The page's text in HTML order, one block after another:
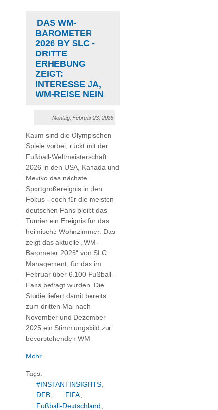
DAS WM-
BAROMETER
2026 BY SLC -
DRITTE
ERHEBUNG
ZEIGT:
INTERESSE JA,
WM-REISE NEIN
Montag, Februar 23, 2026
Kaum sind die Olympischen
Spiele vorbei, rückt mit der
Fußball-Weltmeisterschaft
2026 in den USA, Kanada und
Mexiko das nächste
Sportgroßereignis in den
Fokus - doch für die meisten
deutschen Fans bleibt das
Turnier ein Ereignis für das
heimische Wohnzimmer. Das
zeigt das aktuelle „WM-
Barometer 2026“ von SLC
Management, für das im
Februar über 6.100 Fußball-
Fans befragt wurden. Die
Studie liefert damit bereits
zum dritten Mal nach
November und Dezember
2025 ein Stimmungsbild zur
bevorstehenden WM.
Mehr...
Tags:
#INSTANTINSIGHTS
DFB
FIFA
Fußball-Deutschland